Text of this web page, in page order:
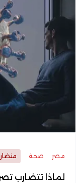
مصر صحة
لماذا تتضارب